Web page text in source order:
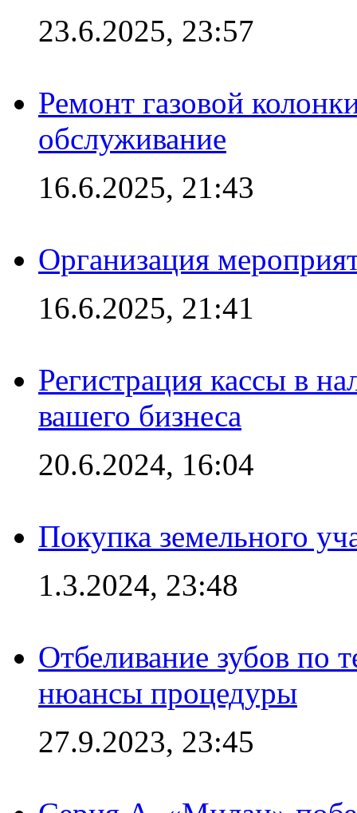
23.6.2025, 23:57
Ремонт газовой
обслуживание
16.6.2025, 21:43
Организация
16.6.2025, 21:41
Регистрация кассы в
вашего бизнеса
20.6.2024, 16:04
Покупка земельного
1.3.2024, 23:48
Отбеливание зубов по
нюансы процедуры
27.9.2023, 23:45